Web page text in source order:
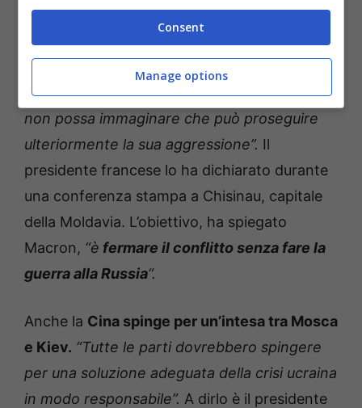
Macron ha poi aggiunto:“Non possiamo
permetterci la minima debolezza”
Mosca
della nostra dissuasione affinché la Russia
non possa immaginare che può proseguire
ulteriormente la sua aggressione”. Il
presidente francese lo ha dichiarato durante
una conferenza stampa a Chisinau, capitale
della Moldavia. L’obiettivo, ha spiegato
Macron, “è fermare il conflitto senza fare la
guerra alla Russia“.
Anche la Cina spinge per un’intesa tra Mosca
e Kiev. “Tutte le parti dovrebbero spingere
per una soluzione adeguata della crisi ucraina
in modo responsabile”. A dirlo è il presidente
Consent
Manage options